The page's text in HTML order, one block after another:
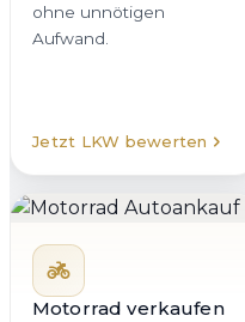
ohne unnötigen
Aufwand.
Jetzt LKW bewerten
Motorrad verkaufen